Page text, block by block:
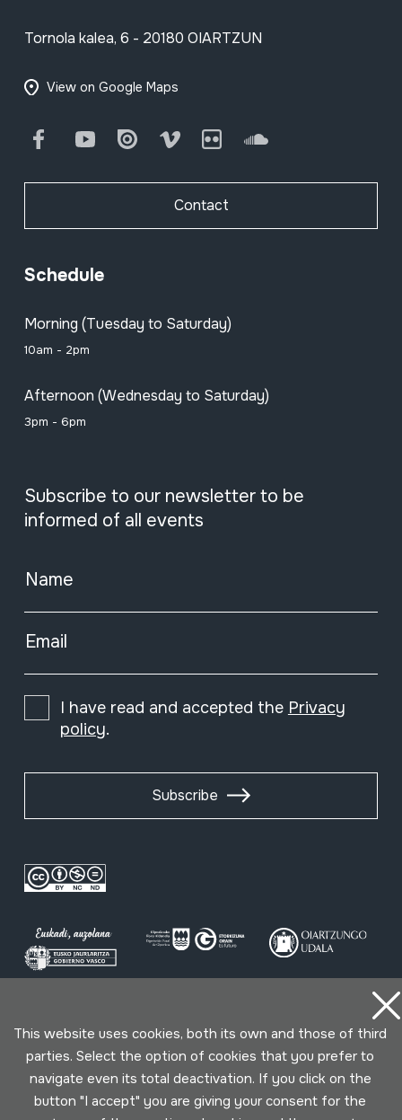
Tornola kalea, 6 - 20180 OIARTZUN
View on Google Maps
FacebookYoutube Issuu Vimeo Flickr SoundCloud
Contact
Schedule
Morning (Tuesday to Saturday)
10am - 2pm
Afternoon (Wednesday to Saturday)
3pm - 6pm
Subscribe to our newsletter to be
informed of all events
Name
Email
I have read and accepted the Privacy
policy.
Subscribe
Conditions for use Privacy policy Cookies policy
Developed by Lotura
This website uses cookies, both its own and those of third
parties. Select the option of cookies that you prefer to
navigate even its total deactivation. If you click on the
button "I accept" you are giving your consent for the